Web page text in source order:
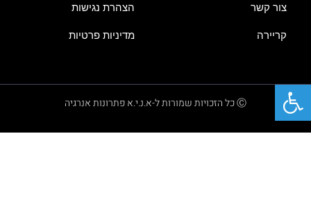
צור קשר
קריירה
הצהרת נגישות
מדיניות פרטיות
Ⓒ כל הזכויות שמורות ל-א.נ.י.א פתרונות אנרגיהפתח סרגל נגישות